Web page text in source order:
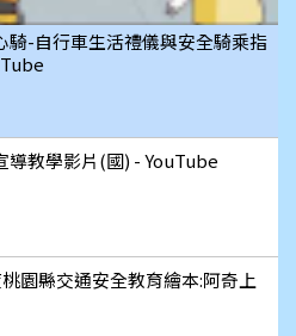
放
影
片
騎-自行車生活禮儀與安全騎乘指
導教學影片(國) - YouTube
園縣交通安全教育繪本:阿奇上